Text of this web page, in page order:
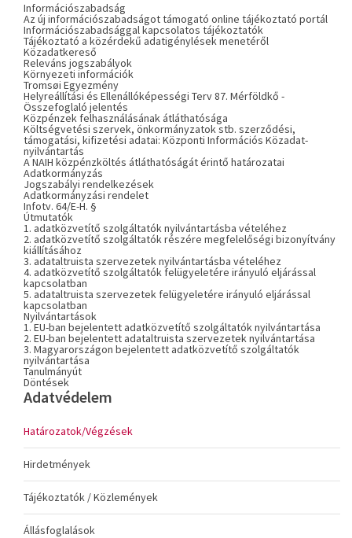
Információszabadság
Az új információszabadságot támogató online tájékoztató portál
Információszabadsággal kapcsolatos tájékoztatók
Tájékoztató a közérdekű adatigénylések menetéről
Közadatkereső
Releváns jogszabályok
Környezeti információk
Tromsøi Egyezmény
Helyreállítási és Ellenállóképességi Terv 87. Mérföldkő -
Összefoglaló jelentés
Közpénzek felhasználásának átláthatósága
Költségvetési szervek, önkormányzatok stb. szerződési,
támogatási, kifizetési adatai: Központi Információs Közadat-
nyilvántartás
A NAIH közpénzköltés átláthatóságát érintő határozatai
Adatkormányzás
Jogszabályi rendelkezések
Adatkormányzási rendelet
Infotv. 64/E-H. §
Útmutatók
1. adatközvetítő szolgáltatók nyilvántartásba vételéhez
2. adatközvetítő szolgáltatók részére megfelelőségi bizonyítvány
kiállításához
3. adataltruista szervezetek nyilvántartásba vételéhez
4. adatközvetítő szolgáltatók felügyeletére irányuló eljárással
kapcsolatban
5. adataltruista szervezetek felügyeletére irányuló eljárással
kapcsolatban
Nyilvántartások
1. EU-ban bejelentett adatközvetítő szolgáltatók nyilvántartása
2. EU-ban bejelentett adataltruista szervezetek nyilvántartása
3. Magyarországon bejelentett adatközvetítő szolgáltatók
nyilvántartása
Tanulmányút
Döntések
Adatvédelem
Határozatok/Végzések
Hirdetmények
Tájékoztatók / Közlemények
Állásfoglalások